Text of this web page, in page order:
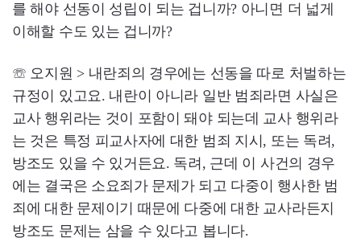
를 해야 선동이 성립이 되는 겁니까? 아니면 더 넓게
이해할 수도 있는 겁니까?
☏ 오지원 > 내란죄의 경우에는 선동을 따로 처벌하는
규정이 있고요. 내란이 아니라 일반 범죄라면 사실은
교사 행위라는 것이 포함이 돼야 되는데 교사 행위라
는 것은 특정 피교사자에 대한 범죄 지시, 또는 독려,
방조도 있을 수 있거든요. 독려, 근데 이 사건의 경우
에는 결국은 소요죄가 문제가 되고 다중이 행사한 범
죄에 대한 문제이기 때문에 다중에 대한 교사라든지
방조도 문제는 삼을 수 있다고 봅니다.